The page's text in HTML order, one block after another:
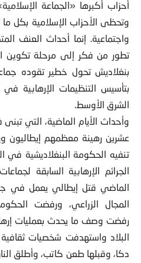
أحزاب أكبرها «الجماعة
وتحظى الأحزاب الإسلامية بكل
واجتماعية. إنما أحداث العنف
تطور من فكر إلى مرحلة تكوين
بنغلاديش تحول خطير تقوده
بتأسيس التنظيمات الإرهابية
الشرق الأوسط.
وأحداث الأيام الماضية، التي
عشرين رهينة معظمهم إيطاليون
تنفيه الحكومة البنغلاديشية
الجرائم الإرهابية السابقة
الماضي قتل إيطالي يعمل في
المجال الزراعي، ورفضت
رفضت وصف ما يحدث بعمليات
البلاد واستهدفت شخصيات
دكا، وقبلها طعن كاتب، وأطلق